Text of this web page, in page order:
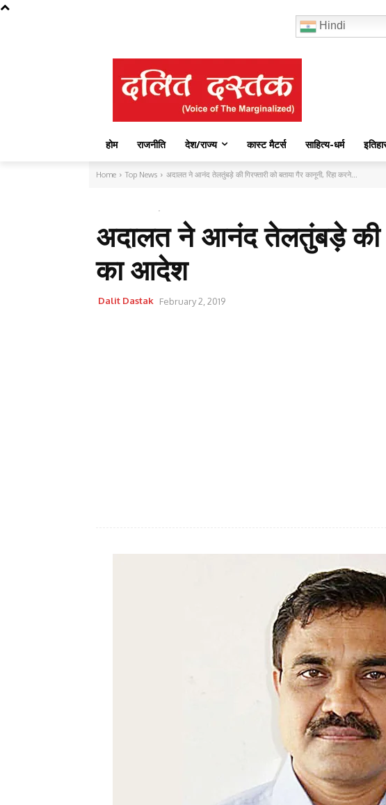
Hindi
होम राजनीति देश/राज्य कास्ट मैटर्स साहित्य-धर्म
Home Top News अदालत ने आनंद तेलतुंबड़े की गिरफ्तारी को बताया गैर कानूनी, रिहा करने...
अदालत ने आनंद तेलतुंबड़े की
का आदेश
Dalit Dastak February 2, 2019